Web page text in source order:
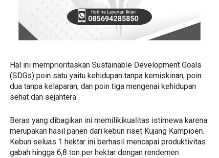
Hal ini memprioritaskan Sustainable Development Goals
(SDGs) poin satu yaitu kehidupan tanpa kemiskinan, poin
dua tanpa kelaparan, dan poin tiga mengenai kehidupan
sehat dan sejahtera.
Beras yang dibagikan ini memilikikualitas istimewa karena
merupakan hasil panen dari kebun riset Kujang Kampioen.
Kebun seluas 1 hektar ini berhasil mencapai produktivitas
gabah hingga 6,8 ton per hektar dengan rendemen